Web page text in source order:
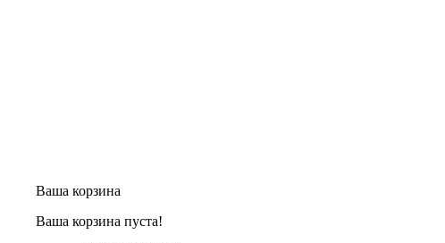
Ваша корзина
Ваша корзина пуста!